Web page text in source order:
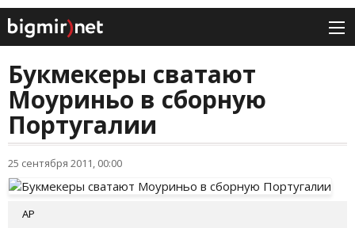
Букмекеры сватают
Моуриньо в сборную
Португалии
25 сентября 2011, 00:00
AP